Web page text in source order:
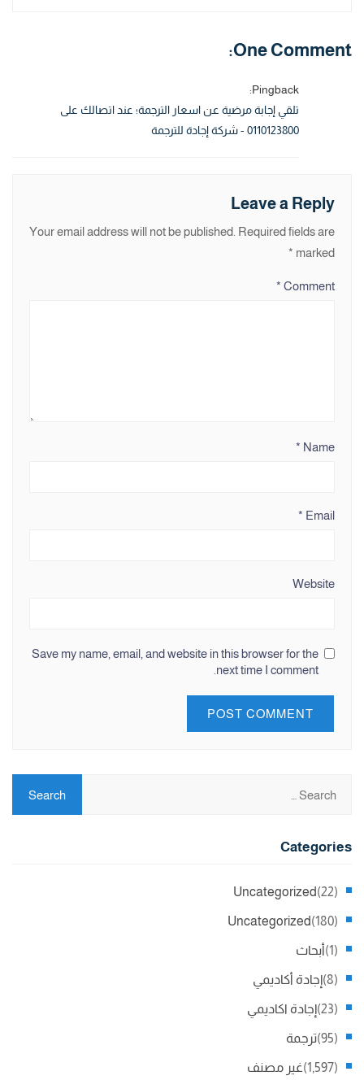
One Comment:
Pingback:
تلقي إجابة مرضية عن اسعار الترجمة؛ عند اتصالك على
0110123800 - شركة إجادة للترجمة
Leave a Reply
Your email address will not be published. Required fields are
marked
*
Comment
*
Name
*
Email
*
Website
Save my name, email, and website in this browser for the
next time I comment.
Categories
Uncategorized (22)
Uncategorized (180)
أبحاث (1)
إجادة أكاديمي (8)
إجادة اكاديمي (23)
ترجمة (95)
غير مصنف (1,597)